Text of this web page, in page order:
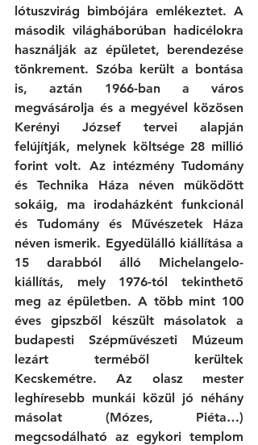
lótuszvirág bimbójára emlékeztet. A
második világháborúban hadicélokra
használják az épületet, berendezése
tönkrement. Szóba került a bontása
is, aztán 1966-ban a város
megvásárolja és a megyével közösen
Kerényi József tervei alapján
felújítják, melynek költsége 28 millió
forint volt. Az intézmény Tudomány
és Technika Háza néven működött
sokáig, ma irodaházként funkcionál
és Tudomány és Művészetek Háza
néven ismerik. Egyedülálló kiállítása a
15 darabból álló Michelangelo-
kiállítás, mely 1976-tól tekinthető
meg az épületben. A több mint 100
éves gipszből készült másolatok a
budapesti Szépművészeti Múzeum
lezárt terméből kerültek
Kecskemétre. Az olasz mester
leghíresebb munkái közül jó néhány
másolat (Mózes, Piéta…)
megcsodálható az egykori templom